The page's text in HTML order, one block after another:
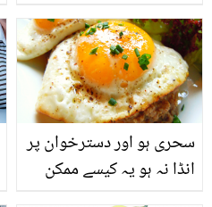
استعمال کریں اور 4
مسئلوں سے نجات پائیں
سحری ہو اور دسترخوان پر
انڈا نہ ہو یہ کیسے ممکن